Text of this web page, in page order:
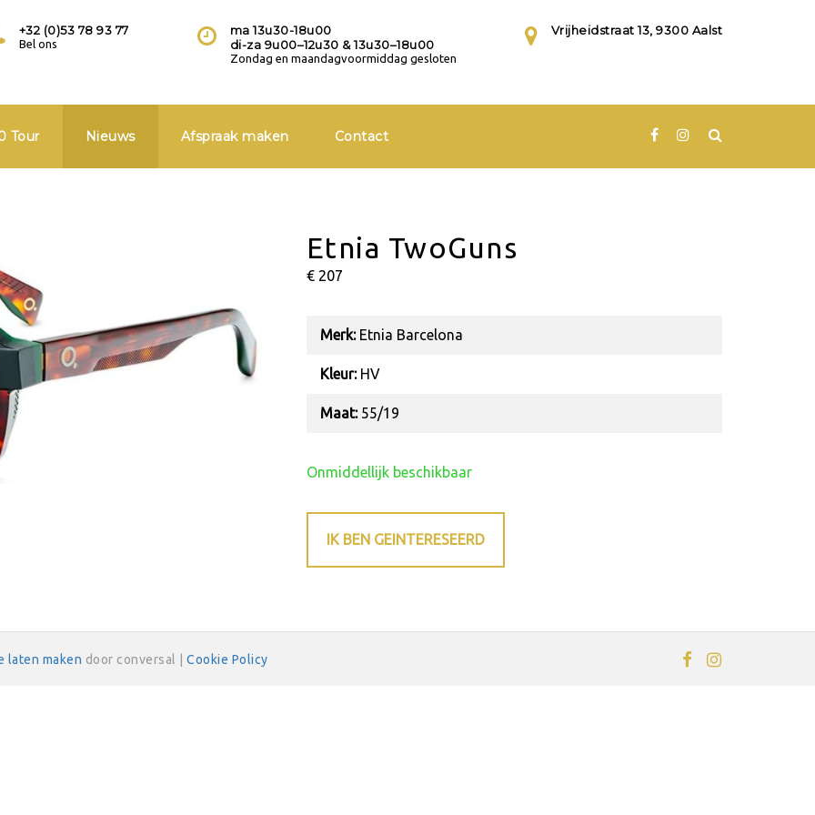
Vrijheidstraat 13, 9300 Aalst
ma 13u30-18u00
di-za 9u00–12u30 & 13u30–18u00
Zondag en maandagvoormiddag gesloten
+32 (0)53 78 93 77
Bel ons
Tour Nieuws Afspraak maken Contact
Etnia TwoGuns
€ 207
Merk:Etnia Barcelona
Kleur:HV
Maat:55/19
Onmiddellijk beschikbaar
IK BEN GEINTERESEERD
laten maken door conversal | Cookie Policy